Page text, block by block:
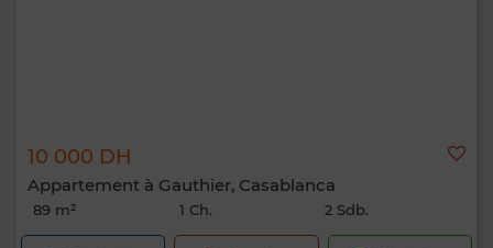
10 000 DH
Appartement à Gauthier, Casablanca
89 m² 1 Ch. 2 Sdb.